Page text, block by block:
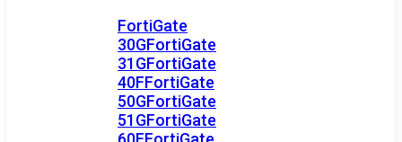
FortiGate
30GFortiGate
31GFortiGate
40FFortiGate
50GFortiGate
51GFortiGate